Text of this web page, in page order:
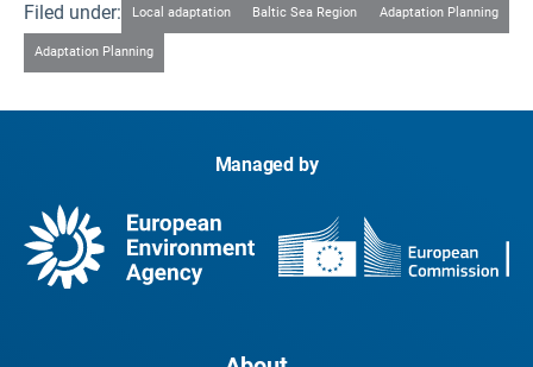
Filed under: Local adaptation Baltic Sea Region Adaptation Planning
Adaptation Planning
Managed by